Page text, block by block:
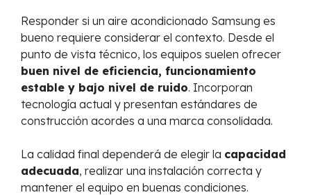
Responder si un aire acondicionado Samsung es
bueno requiere considerar el contexto. Desde el
punto de vista técnico, los equipos suelen ofrecer
buen nivel de eficiencia, funcionamiento
estable y bajo nivel de ruido. Incorporan
tecnología actual y presentan estándares de
construcción acordes a una marca consolidada.
La calidad final dependerá de elegir la capacidad
adecuada, realizar una instalación correcta y
mantener el equipo en buenas condiciones.